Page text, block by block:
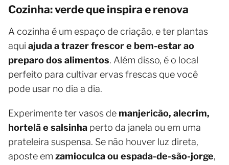
Cozinha: verde que inspira e renova
A cozinha é um espaço de criação, e ter plantas
aqui ajuda a trazer frescor e bem-estar ao
preparo dos alimentos. Além disso, é o local
perfeito para cultivar ervas frescas que você
pode usar no dia a dia.
Experimente ter vasos de manjericão, alecrim,
hortelã e salsinha perto da janela ou em uma
prateleira suspensa. Se não houver luz direta,
aposte em zamioculca ou espada-de-são-jorge,